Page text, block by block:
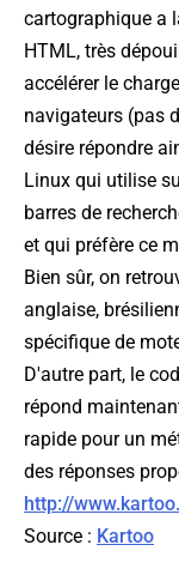
cartographique a
HTML, très
accélérer le
navigateurs (pas
désire répondre
Linux qui utilise
barres de
et qui préfère ce
Bien sûr, on
anglaise,
spécifique de
D'autre part, le
répond
rapide pour un
des réponses
http://
Source : Kartoo